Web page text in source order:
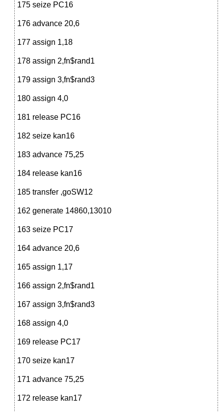
175 seize PC16
176 advance 20,6
177 assign 1,18
178 assign 2,fn$rand1
179 assign 3,fn$rand3
180 assign 4,0
181 release PC16
182 seize kan16
183 advance 75,25
184 release kan16
185 transfer ,goSW12
162 generate 14860,13010
163 seize PC17
164 advance 20,6
165 assign 1,17
166 assign 2,fn$rand1
167 assign 3,fn$rand3
168 assign 4,0
169 release PC17
170 seize kan17
171 advance 75,25
172 release kan17